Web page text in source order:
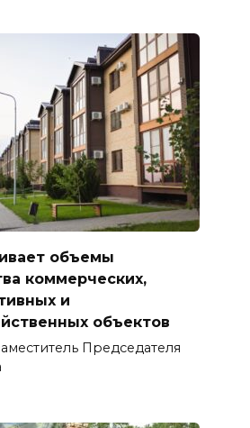
объемы
коммерческих,
и
объектов
Председателя